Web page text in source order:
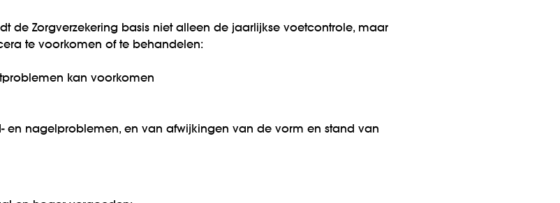
de Zorgverzekering basis niet alleen de jaarlijkse voetcontrole, maar
te voorkomen of te behandelen:
kan voorkomen
en nagelproblemen, en van afwijkingen van de vorm en stand van